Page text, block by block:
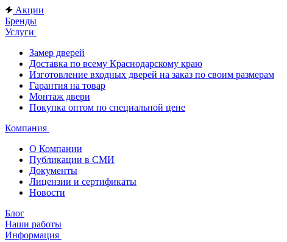
Акции
Бренды
Услуги
Замер дверей
Доставка по всему Краснодарскому краю
Изготовление входных дверей на заказ по своим размерам
Гарантия на товар
Монтаж двери
Покупка оптом по специальной цене
Компания
О Компании
Публикации в СМИ
Документы
Лицензии и сертификаты
Новости
Блог
Наши работы
Информация